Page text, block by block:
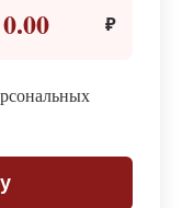
0.00 ₽